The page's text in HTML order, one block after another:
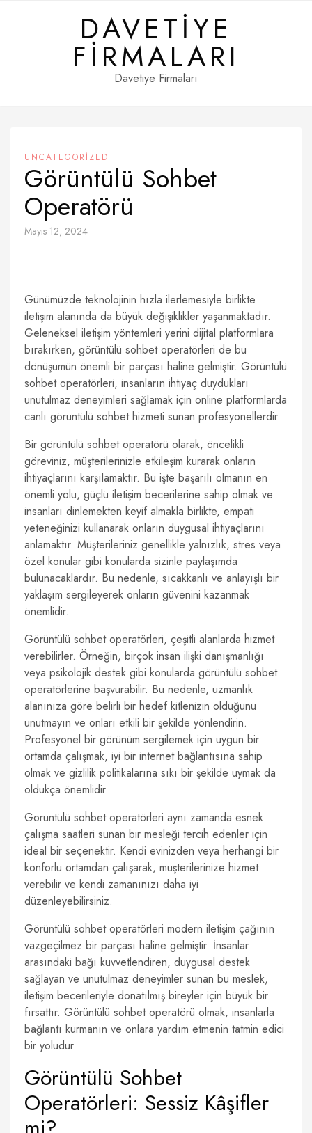
DAVETIYE
FIRMALARI
Davetiye Firmaları
UNCATEGORIZED
Görüntülü Sohbet
Operatörü
Mayıs 12, 2024
Günümüzde teknolojinin hızla ilerlemesiyle birlikte
iletişim alanında da büyük değişiklikler yaşanmaktadır.
Geleneksel iletişim yöntemleri yerini dijital platformlara
bırakırken, görüntülü sohbet operatörleri de bu
dönüşümün önemli bir parçası haline gelmiştir. Görüntülü
sohbet operatörleri, insanların ihtiyaç duydukları
unutulmaz deneyimleri sağlamak için online platformlarda
canlı görüntülü sohbet hizmeti sunan profesyonellerdir.
Bir görüntülü sohbet operatörü olarak, öncelikli
göreviniz, müşterilerinizle etkileşim kurarak onların
ihtiyaçlarını karşılamaktır. Bu işte başarılı olmanın en
önemli yolu, güçlü iletişim becerilerine sahip olmak ve
insanları dinlemekten keyif almakla birlikte, empati
yeteneğinizi kullanarak onların duygusal ihtiyaçlarını
anlamaktır. Müşterileriniz genellikle yalnızlık, stres veya
özel konular gibi konularda sizinle paylaşımda
bulunacaklardır. Bu nedenle, sıcakkanlı ve anlayışlı bir
yaklaşım sergileyerek onların güvenini kazanmak
önemlidir.
Görüntülü sohbet operatörleri, çeşitli alanlarda hizmet
verebilirler. Örneğin, birçok insan ilişki danışmanlığı
veya psikolojik destek gibi konularda görüntülü sohbet
operatörlerine başvurabilir. Bu nedenle, uzmanlık
alanınıza göre belirli bir hedef kitlenizin olduğunu
unutmayın ve onları etkili bir şekilde yönlendirin.
Profesyonel bir görünüm sergilemek için uygun bir
ortamda çalışmak, iyi bir internet bağlantısına sahip
olmak ve gizlilik politikalarına sıkı bir şekilde uymak da
oldukça önemlidir.
Görüntülü sohbet operatörleri aynı zamanda esnek
çalışma saatleri sunan bir mesleği tercih edenler için
ideal bir seçenektir. Kendi evinizden veya herhangi bir
konforlu ortamdan çalışarak, müşterilerinize hizmet
verebilir ve kendi zamanınızı daha iyi
düzenleyebilirsiniz.
Görüntülü sohbet operatörleri modern iletişim çağının
vazgeçilmez bir parçası haline gelmiştir. İnsanlar
arasındaki bağı kuvvetlendiren, duygusal destek
sağlayan ve unutulmaz deneyimler sunan bu meslek,
iletişim becerileriyle donatılmış bireyler için büyük bir
fırsattır. Görüntülü sohbet operatörü olmak, insanlarla
bağlantı kurmanın ve onlara yardım etmenin tatmin edici
bir yoludur.
Görüntülü Sohbet
Operatörleri: Sessiz Kâşifler